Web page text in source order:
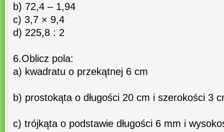
b) 72,4 – 1,94
c) 3,7 × 9,4
d) 225,8 : 2
6.Oblicz pola:
a) kwadratu o przekątnej 6 cm
b) prostokąta o długości 20 cm i szerokości 3
c) trójkąta o podstawie długości 6 mm i